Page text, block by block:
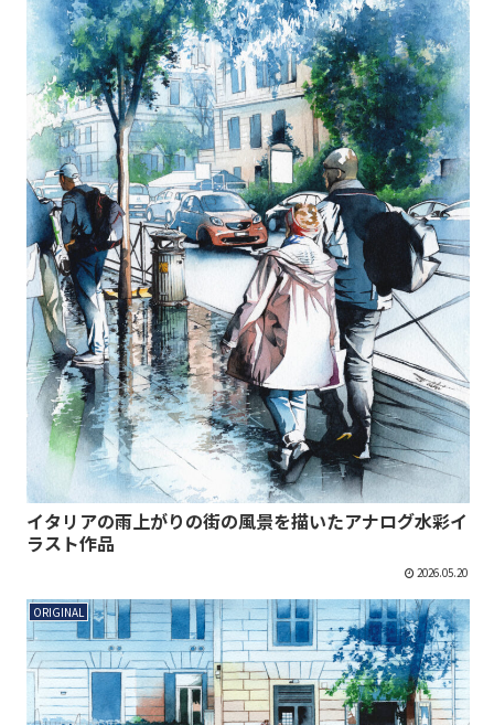
イタリアの雨上がりの街の風景を描いたアナログ水彩イ
ラスト作品
2026.05.20
ORIGINAL